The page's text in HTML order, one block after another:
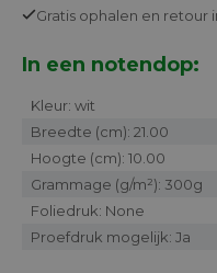
Gratis ophalen en retour
In een notendop:
Kleur: wit
Breedte (cm): 21.00
Hoogte (cm): 10.00
Grammage (g/m²): 300g
Foliedruk: None
Proefdruk mogelijk: Ja